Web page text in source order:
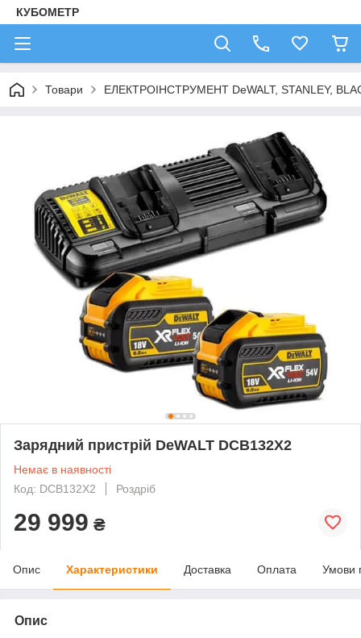
КУБОМЕТР
Товари ЕЛЕКТРОІНСТРУМЕНТ DeWALT, STANLEY,
Зарядний пристрій DeWALT DCB132X2
Немає в наявності
Код: DCB132X2
Роздріб
29 999 ₴
Опис Характеристики Доставка Оплата Умови
Опис